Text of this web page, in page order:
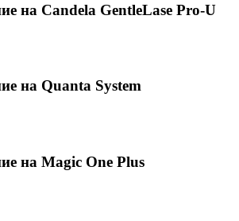
на Candela GentleLase Pro-U
на Quanta System
на Magic One Plus